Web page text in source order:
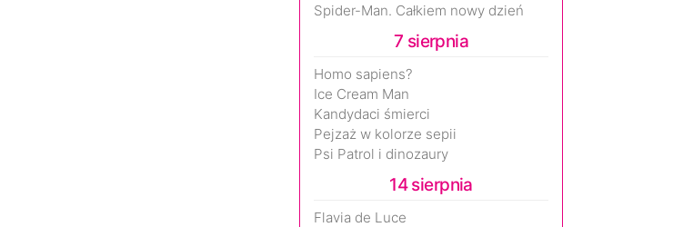
Spider-Man. Całkiem nowy dzień
7 sierpnia
Homo sapiens?
Ice Cream Man
Kandydaci śmierci
Pejzaż w kolorze sepii
Psi Patrol i dinozaury
14 sierpnia
Flavia de Luce